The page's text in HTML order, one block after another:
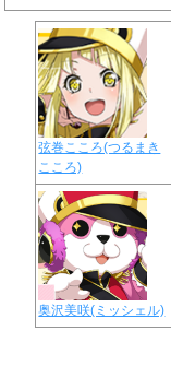
弦巻こころ(つるまき
こころ)
奥沢美咲(ミッシェル)